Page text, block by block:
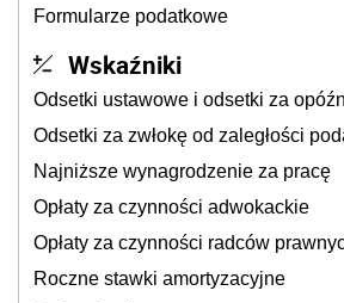
Formularze podatkowe
Wskaźniki
Odsetki ustawowe i odsetki za
Odsetki za zwłokę od zaległości
Najniższe wynagrodzenie za pracę
Opłaty za czynności adwokackie
Opłaty za czynności radców
Roczne stawki amortyzacyjne